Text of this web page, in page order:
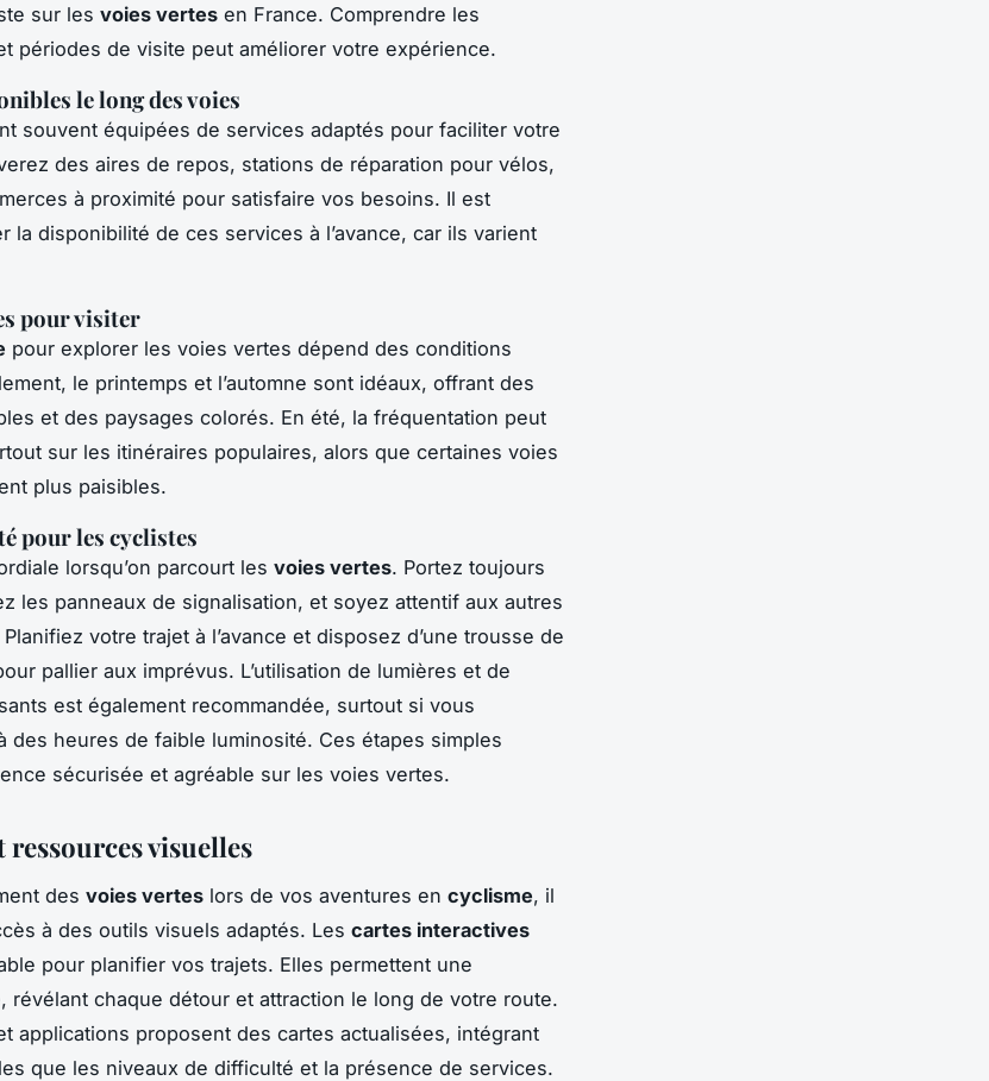
sur les voies vertes en France. Comprendre les
périodes de visite peut améliorer votre expérience.
le long des voies
souvent équipées de services adaptés pour faciliter votre
des aires de repos, stations de réparation pour vélos,
à proximité pour satisfaire vos besoins. Il est
la disponibilité de ces services à l’avance, car ils varient
pour visiter
pour explorer les voies vertes dépend des conditions
le printemps et l’automne sont idéaux, offrant des
et des paysages colorés. En été, la fréquentation peut
sur les itinéraires populaires, alors que certaines voies
plus paisibles.
pour les cyclistes
lorsqu’on parcourt les voies vertes. Portez toujours
les panneaux de signalisation, et soyez attentif aux autres
votre trajet à l’avance et disposez d’une trousse de
pallier aux imprévus. L’utilisation de lumières et de
est également recommandée, surtout si vous
des heures de faible luminosité. Ces étapes simples
sécurisée et agréable sur les voies vertes.
visuelles
des voies vertes lors de vos aventures en cyclisme, il
à des outils visuels adaptés. Les cartes interactives
pour planifier vos trajets. Elles permettent une
révélant chaque détour et attraction le long de votre route.
applications proposent des cartes actualisées, intégrant
que les niveaux de difficulté et la présence de services.